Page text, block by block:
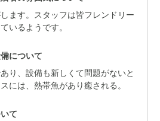
ます。スタッフは皆フレンドリー
いるようです。
について
り、設備も新しくて問題がないと
には、熱帯魚があり癒される。
て